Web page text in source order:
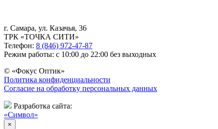
г. Самара, ул. Казачья, 36
ТРК «ТОЧКА СИТИ»
Телефон: 8 (846) 972-47-87
Режим работы: с 10:00 до 22:00 без выходных
© «Фокус Оптик»
Политика конфиденциальности
Согласие на обработку персональных данных
Разработка сайта:
«Символ»
×